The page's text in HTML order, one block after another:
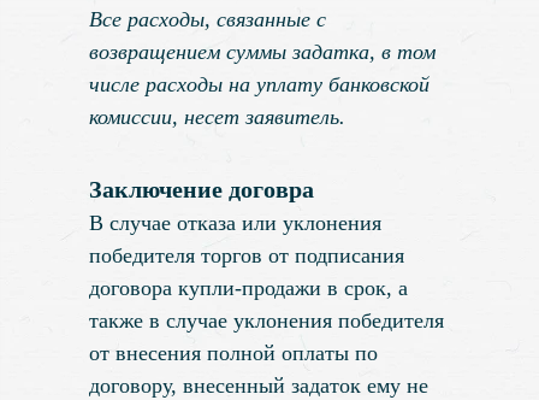
Все расходы, связанные с
возвращением суммы задатка, в том
числе расходы на уплату банковской
комиссии, несет заявитель.
Заключение договра
В случае отказа или уклонения
победителя торгов от подписания
договора купли-продажи в срок, а
также в случае уклонения победителя
от внесения полной оплаты по
договору, внесенный задаток ему не